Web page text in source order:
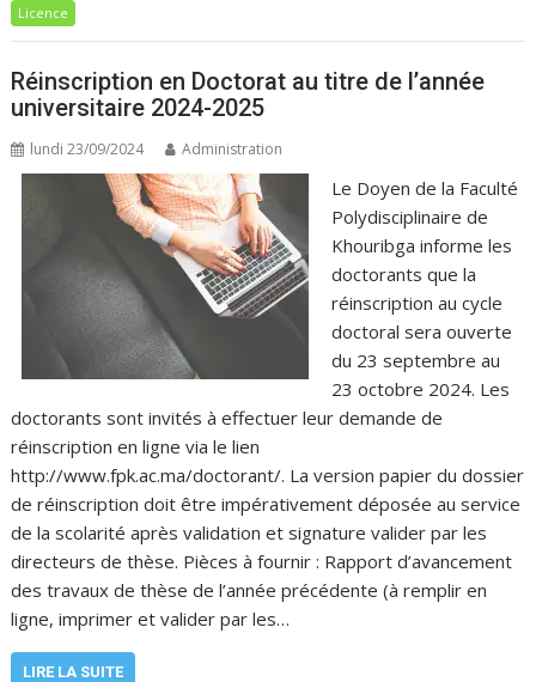
Licence
Réinscription en Doctorat au titre de l’année
universitaire 2024-2025
lundi 23/09/2024 Administration
Le Doyen de la Faculté
Polydisciplinaire de
Khouribga informe les
doctorants que la
réinscription au cycle
doctoral sera ouverte
du 23 septembre au
23 octobre 2024. Les
doctorants sont invités à effectuer leur demande de
réinscription en ligne via le lien
http://www.fpk.ac.ma/doctorant/. La version papier du dossier
de réinscription doit être impérativement déposée au service
de la scolarité après validation et signature valider par les
directeurs de thèse. Pièces à fournir : Rapport d’avancement
des travaux de thèse de l’année précédente (à remplir en
ligne, imprimer et valider par les…
LIRE LA SUITE